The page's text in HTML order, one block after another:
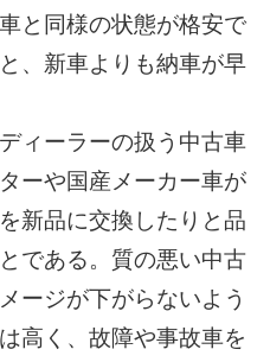
と同様の状態が格安で
、新車よりも納車が早
ィーラーの扱う中古車
ーや国産メーカー車が
新品に交換したりと品
である。質の悪い中古
ージが下がらないよう
高く、故障や事故車を